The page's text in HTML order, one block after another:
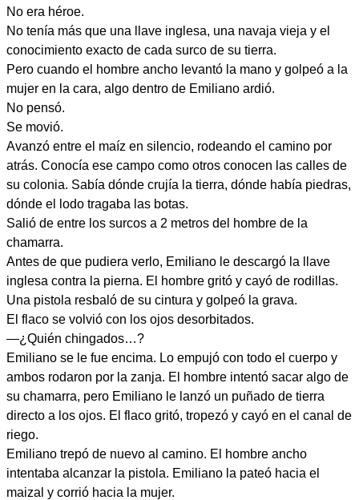
No era héroe.
No tenía más que una llave inglesa, una navaja vieja y el
conocimiento exacto de cada surco de su tierra.
Pero cuando el hombre ancho levantó la mano y golpeó a la
mujer en la cara, algo dentro de Emiliano ardió.
No pensó.
Se movió.
Avanzó entre el maíz en silencio, rodeando el camino por
atrás. Conocía ese campo como otros conocen las calles de
su colonia. Sabía dónde crujía la tierra, dónde había piedras,
dónde el lodo tragaba las botas.
Salió de entre los surcos a 2 metros del hombre de la
chamarra.
Antes de que pudiera verlo, Emiliano le descargó la llave
inglesa contra la pierna. El hombre gritó y cayó de rodillas.
Una pistola resbaló de su cintura y golpeó la grava.
El flaco se volvió con los ojos desorbitados.
—¿Quién chingados…?
Emiliano se le fue encima. Lo empujó con todo el cuerpo y
ambos rodaron por la zanja. El hombre intentó sacar algo de
su chamarra, pero Emiliano le lanzó un puñado de tierra
directo a los ojos. El flaco gritó, tropezó y cayó en el canal de
riego.
Emiliano trepó de nuevo al camino. El hombre ancho
intentaba alcanzar la pistola. Emiliano la pateó hacia el
maizal y corrió hacia la mujer.